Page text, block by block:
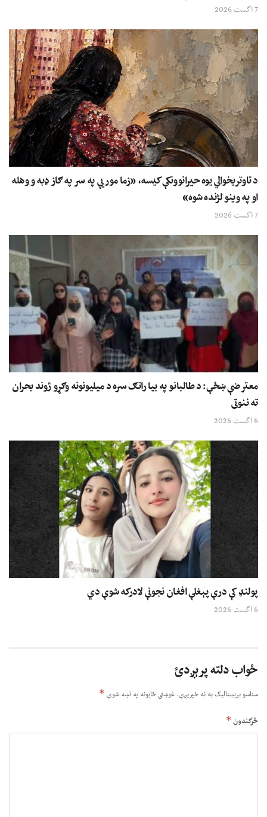
7 اگست 2026
د تاوتریخوالي یوه حیرانوونکې کیسه، «زما مور یې په سر په ګاز ډبه و وهله
او په وینو لژنده شوه»
7 اگست 2026
معترضې ښځې: د طالبانو په بیا راتګ سره د میلیونونه وګړو ژوند بحران
ته ننوتی
6 اگست 2026
پولنډ کې درې پېغلې افغان نجونې لادرکه شوې دي
6 اگست 2026
ځواب دلته پرېږدئ
ستاسو برېښناليک به نه خپريږي.غوښتى ځایونه په نښه شوي *
څرگندون*